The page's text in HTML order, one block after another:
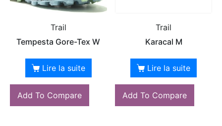
Trail
Tempesta Gore-Tex W
Lire la suite
Add To Compare
Trail
Karacal M
Lire la suite
Add To Compare